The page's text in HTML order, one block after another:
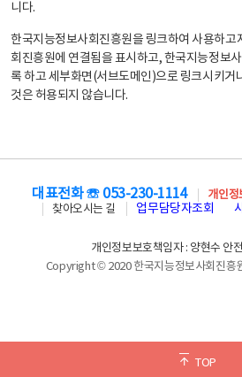
니다.
한국지능정보사회진흥원을 링크하여 사용하고
회진흥원에 연결됨을 표시하고, 한국지능정보
록 하고 세부화면(서브도메인)으로 링크시키거
것은 허용되지 않습니다.
TOP
대표전화 ☏ 053-230-1114 개인정
찾아오시는 길
업무담당자조회
개인정보보호책임자 : 양현수 안
Copyright © 2020 한국지능정보사회진흥